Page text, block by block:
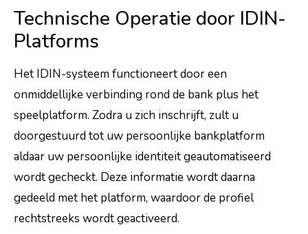
Technische Operatie door IDIN-
Platforms
Het IDIN-systeem functioneert door een
onmiddellijke verbinding rond de bank plus het
speelplatform. Zodra u zich inschrijft, zult u
doorgestuurd tot uw persoonlijke bankplatform
aldaar uw persoonlijke identiteit geautomatiseerd
wordt gecheckt. Deze informatie wordt daarna
gedeeld met het platform, waardoor de profiel
rechtstreeks wordt geactiveerd.